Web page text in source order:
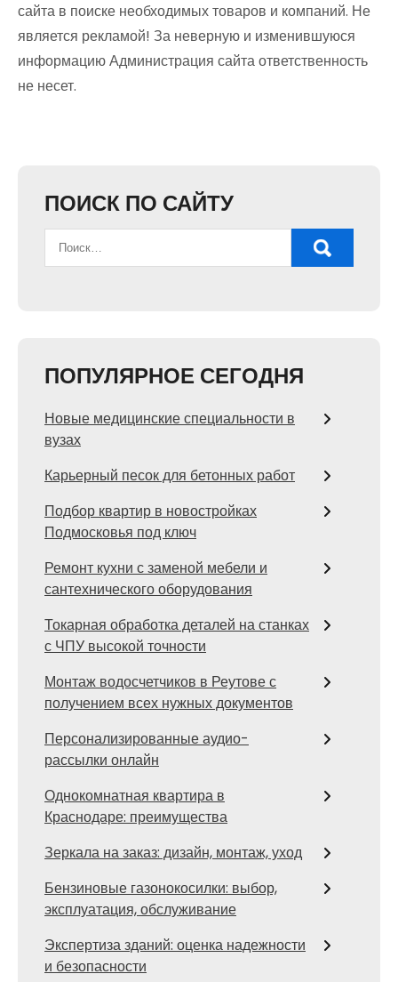
сайта в поиске необходимых товаров и компаний. Не
является рекламой! За неверную и изменившуюся
информацию Администрация сайта ответственность
не несет.
ПОИСК ПО САЙТУ
ПОПУЛЯРНОЕ СЕГОДНЯ
Новые медицинские специальности в
вузах
Карьерный песок для бетонных работ
Подбор квартир в новостройках
Подмосковья под ключ
Ремонт кухни с заменой мебели и
сантехнического оборудования
Токарная обработка деталей на станках
с ЧПУ высокой точности
Монтаж водосчетчиков в Реутове с
получением всех нужных документов
Персонализированные аудио-
рассылки онлайн
Однокомнатная квартира в
Краснодаре: преимущества
Зеркала на заказ: дизайн, монтаж, уход
Бензиновые газонокосилки: выбор,
эксплуатация, обслуживание
Экспертиза зданий: оценка надежности
и безопасности